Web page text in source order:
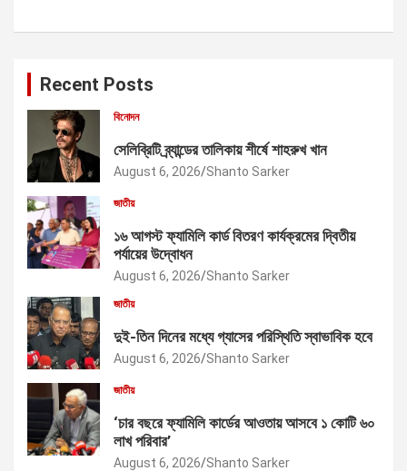
Recent Posts
বিনোদন
সেলিব্রিটি ব্র্যান্ডের তালিকায় শীর্ষে শাহরুখ খান
August 6, 2026 Shanto Sarker
জাতীয়
১৬ আগস্ট ফ্যামিলি কার্ড বিতরণ কার্যক্রমের দ্বিতীয়
পর্যায়ের উদ্বোধন
August 6, 2026 Shanto Sarker
জাতীয়
দুই-তিন দিনের মধ্যে গ্যাসের পরিস্থিতি স্বাভাবিক হবে
August 6, 2026 Shanto Sarker
জাতীয়
‘চার বছরে ফ্যামিলি কার্ডের আওতায় আসবে ১ কোটি ৬০
লাখ পরিবার’
August 6, 2026 Shanto Sarker